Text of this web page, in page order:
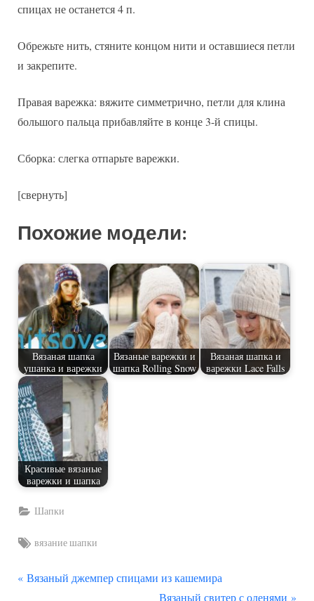
спицах не останется 4 п.
Обрежьте нить, стяните концом нити и оставшиеся петли
и закрепите.
Правая варежка: вяжите симметрично, петли для клина
большого пальца прибавляйте в конце 3-й спицы.
Сборка: слегка отпарьте варежки.
[свернуть]
Похожие модели:
Вязаная шапка
ушанка и варежки
Вязаные варежки и
шапка Rolling Snow
Вязаная шапка и
варежки Lace Falls
Красивые вязаные
варежки и шапка
Шапки
Tags:
вязание шапки
Навигация
П
Вязаный джемпер спицами из кашемира
С
Вязаный свитер с оленями